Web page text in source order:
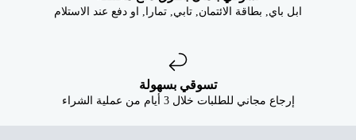
ابل باي, بطاقة الائتمان, تابي, تمارا, او دفع عند الاستلام
تسوقي بسهولة
إرجاع مجاني للطلبات خلال 3 أيام من عملية الشراء